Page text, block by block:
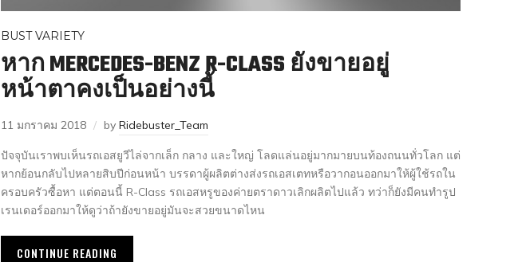
BUST VARIETY
หาก MERCEDES-BENZ R-CLASS ยังขายอยู่
หน้าตาคงเป็นอย่างนี้
11 มกราคม 2018 by Ridebuster_Team
ปัจจุบันเราพบเห็นรถเอสยูวีไล่จากเล็ก กลาง และใหญ่ โลดแล่นอยู่มากมายบนท้องถนนทั่วโลก แต่
หากย้อนกลับไปหลายสิบปีก่อนหน้า บรรดาผู้ผลิตต่างส่งรถเอสเตทหรือวากอนออกมาให้ผู้ใช้รถใน
ครอบครัวซื้อหา แต่ตอนนี้ R-Class รถเอสหรูของค่ายตราดาวเลิกผลิตไปแล้ว ทว่าก็ยังมีคนทำรูป
เรนเดอร์ออกมาให้ดูว่าถ้ายังขายอยู่มันจะสวยขนาดไหน
CONTINUE READING